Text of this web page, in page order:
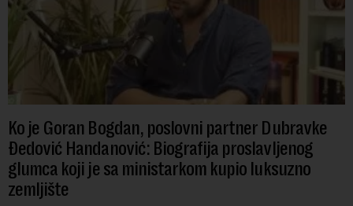
Ko je Goran Bogdan, poslovni partner Dubravke
Đedović Handanović: Biografija proslavljenog
glumca koji je sa ministarkom kupio luksuzno
zemljište